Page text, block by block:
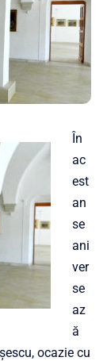
În
ac
est
an
se
ani
ver
se
az
ă
ocazie cu